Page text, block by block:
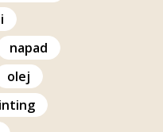
napad
olej